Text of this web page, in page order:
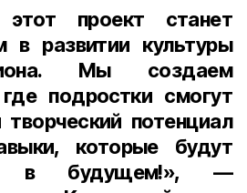
проект станет
развитии культуры
Мы создаем
где подростки смогут
потенциал
которые будут
в будущем!», —